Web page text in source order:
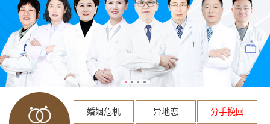
婚姻危机 异地恋
分手挽回